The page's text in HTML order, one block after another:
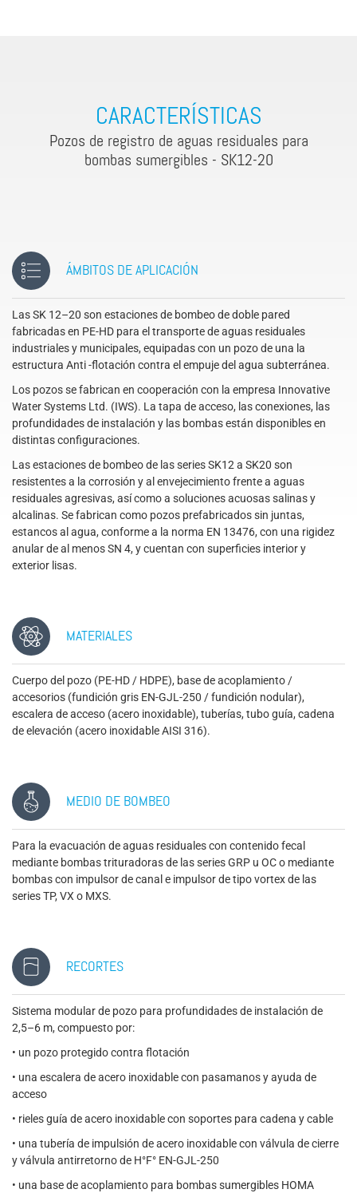
CARACTERÍSTICAS
Pozos de registro de aguas residuales para
bombas sumergibles - SK12-20
ÁMBITOS DE APLICACIÓN
Las SK 12–20 son estaciones de bombeo de doble pared
fabricadas en PE-HD para el transporte de aguas residuales
industriales y municipales, equipadas con un pozo de una la
estructura Anti -flotación contra el empuje del agua subterránea.
Los pozos se fabrican en cooperación con la empresa Innovative
Water Systems Ltd. (IWS). La tapa de acceso, las conexiones, las
profundidades de instalación y las bombas están disponibles en
distintas configuraciones.
Las estaciones de bombeo de las series SK12 a SK20 son
resistentes a la corrosión y al envejecimiento frente a aguas
residuales agresivas, así como a soluciones acuosas salinas y
alcalinas. Se fabrican como pozos prefabricados sin juntas,
estancos al agua, conforme a la norma EN 13476, con una rigidez
anular de al menos SN 4, y cuentan con superficies interior y
exterior lisas.
MATERIALES
Cuerpo del pozo (PE-HD / HDPE), base de acoplamiento /
accesorios (fundición gris EN-GJL-250 / fundición nodular),
escalera de acceso (acero inoxidable), tuberías, tubo guía, cadena
de elevación (acero inoxidable AISI 316).
MEDIO DE BOMBEO
Para la evacuación de aguas residuales con contenido fecal
mediante bombas trituradoras de las series GRP u OC o mediante
bombas con impulsor de canal e impulsor de tipo vortex de las
series TP, VX o MXS.
RECORTES
Sistema modular de pozo para profundidades de instalación de
2,5–6 m, compuesto por:
• un pozo protegido contra flotación
• una escalera de acero inoxidable con pasamanos y ayuda de
acceso
• rieles guía de acero inoxidable con soportes para cadena y cable
• una tubería de impulsión de acero inoxidable con válvula de cierre
y válvula antirretorno de H°F° EN-GJL-250
• una base de acoplamiento para bombas sumergibles HOMA